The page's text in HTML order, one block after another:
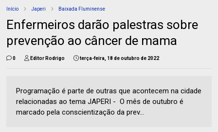
Início Japeri Baixada Fluminense
Enfermeiros darão palestras sobre
prevenção ao câncer de mama
0 Editor Rodrigo terça-feira, 18 de outubro de 2022
Programação é parte de outras que acontecem na cidade
relacionadas ao tema JAPERI - O mês de outubro é
marcado pela conscientização da prev...